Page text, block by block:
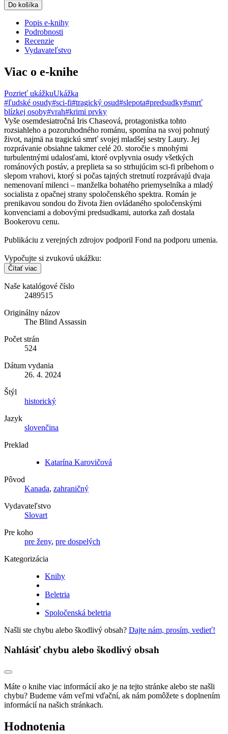
Do košíka
Popis e-knihy
Podrobnosti
Recenzie
Vydavateľstvo
Viac o e-knihe
Pozrieť ukážkuUkážka
#ľudské osudy#sci-fi#tragický osud#slepota#predsudky#smrť
blízkej osoby#vrah#krimi prvky
Vyše osemdesiatročná Iris Chaseová, protagonistka tohto
rozsiahleho a pozoruhodného románu, spomína na svoj pohnutý
život, najmä na tragickú smrť svojej mladšej sestry Laury. Jej
rozprávanie obsiahne takmer celé 20. storočie s mnohými
turbulentnými udalosťami, ktoré ovplyvnia osudy všetkých
románových postáv, a preplieta sa so strhujúcim sci-fi príbehom o
slepom vrahovi, ktorý si počas tajných stretnutí rozprávajú dvaja
nemenovaní milenci – manželka bohatého priemyselníka a mladý
socialista z opačnej strany spoločenského spektra. Román je
prenikavou sondou do života žien ovládaného spoločenskými
konvenciami a dobovými predsudkami, autorka zaň dostala
Bookerovu cenu.
Publikáciu z verejných zdrojov podporil Fond na podporu umenia.
Vypočujte si zvukovú ukážku:
Čítať viac
Naše katalógové číslo
2489515
Originálny názov
The Blind Assassin
Počet strán
524
Dátum vydania
26. 4. 2024
Štýl
historický
Jazyk
slovenčina
Preklad
Katarína Karovičová
Pôvod
Kanada, zahraničný
Vydavateľstvo
Slovart
Pre koho
pre ženy, pre dospelých
Kategorizácia
Knihy
Beletria
Spoločenská beletria
Našli ste chybu alebo škodlivý obsah? Dajte nám, prosím, vedieť!
Nahlásiť chybu alebo škodlivý obsah
Máte o knihe viac informácií ako je na tejto stránke alebo ste našli
chybu? Budeme vám veľmi vďační, ak nám pomôžete s doplnením
informácií na našich stránkach.
Hodnotenia